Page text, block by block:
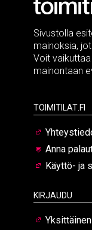
Sivustolla
mainoksia,
Voit vaikuttaa
mainontaan
Toimitilat.fi
Anna
Käyttö- ja
Kirjaudu